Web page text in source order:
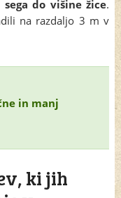
do višine žice.
na razdaljo 3 m v
in manj
ki jih